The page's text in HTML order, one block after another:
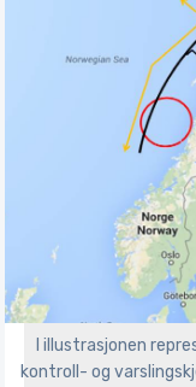
I illustrasjonen
kontroll- og